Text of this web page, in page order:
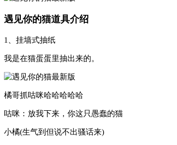
遇见你的猫道具介绍
1、挂墙式抽纸
我是在猫蛋蛋里抽出来的。
橘哥抓咕咪哈哈哈哈哈
咕咪：放我下来，你这只愚蠢的猫
小橘(生气到但说不出骚话来)